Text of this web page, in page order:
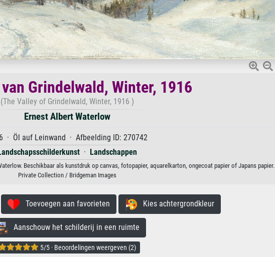
Grindelwald, Winter, 1916
(The Valley of Grindelwald, Winter, 1916 )
Ernest Albert Waterlow
· Öl auf Leinwand · Afbeelding ID: 270742
· Landschappen
Beschikbaar als kunstdruk op canvas, fotopapier, aquarelkarton, ongecoat papier of Japans papier.
Private Collection / Bridgeman Images
Toevoegen aan favorieten Kies achtergrondkleur
Aanschouw het schilderij in een ruimte
5/5 · Beoordelingen weergeven (2)